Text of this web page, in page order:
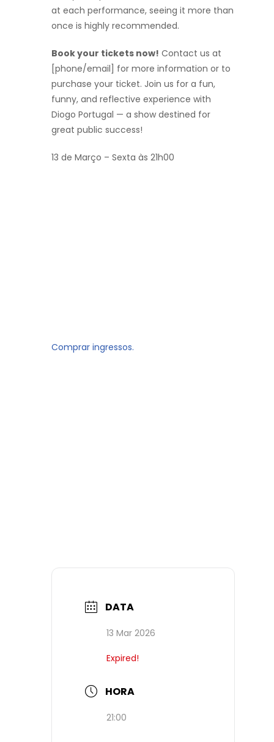
at each performance, seeing it more than
once is highly recommended.
Book your tickets now! Contact us at
[phone/email] for more information or to
purchase your ticket. Join us for a fun,
funny, and reflective experience with
Diogo Portugal — a show destined for
great public success!
13 de Março – Sexta às 21h00
Comprar ingressos.
DATA
13 Mar 2026
Expired!
HORA
21:00